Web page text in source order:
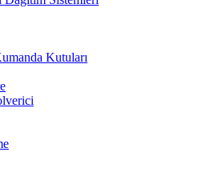
Kutuları